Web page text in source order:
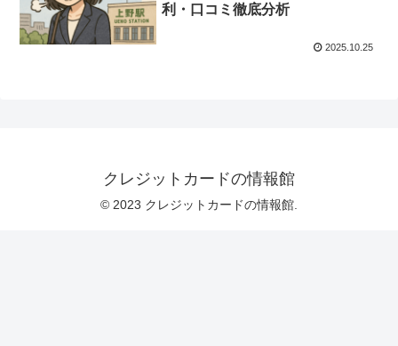
利・口コミ徹底分析
2025.10.25
クレジットカードの情報館
© 2023 クレジットカードの情報館.